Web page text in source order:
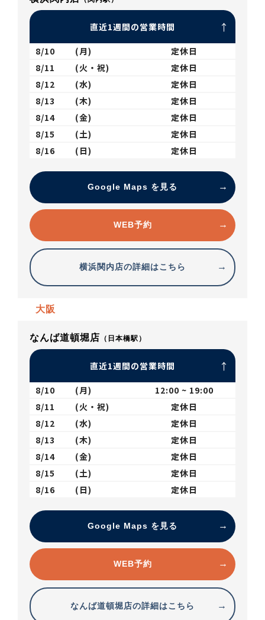
直近1週間の営業時間
8/10 (月)
定休日
8/11
(火・祝)
定休日
8/12
(水)
定休日
8/13
(木)
定休日
8/14
(金)
定休日
8/15
(土)
定休日
8/16
(日) 定休日
Google Maps を見る
WEB予約
横浜関内店の詳細はこちら
大阪
なんば道頓堀店 （日本橋駅）
直近1週間の営業時間
8/10 (月)
12:00 ~ 19:00
8/11
(火・祝)
定休日
8/12
(水)
定休日
8/13
(木)
定休日
8/14
(金)
定休日
8/15
(土)
定休日
8/16
(日) 定休日
Google Maps を見る
WEB予約
なんば道頓堀店の詳細はこちら